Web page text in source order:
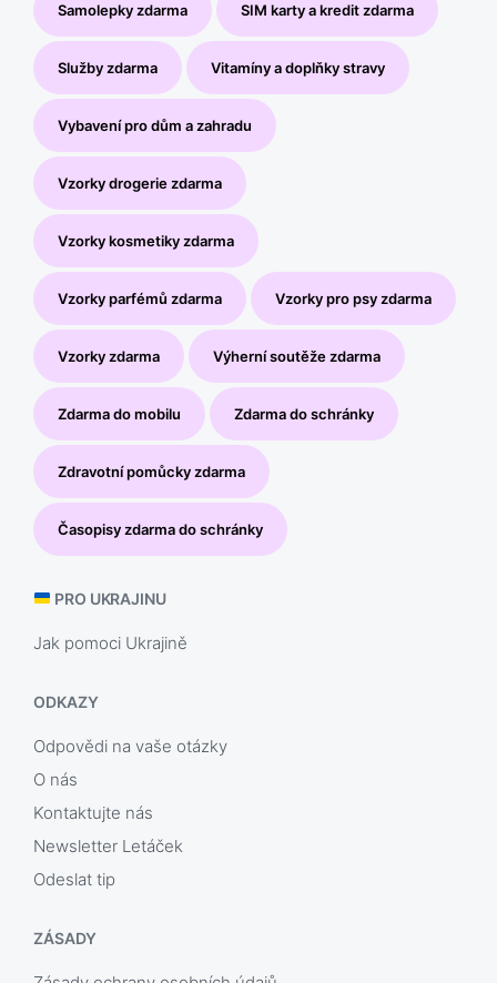
Samolepky zdarma SIM karty a kredit zdarma
Služby zdarma Vitamíny a doplňky stravy
Vybavení pro dům a zahradu
Vzorky drogerie zdarma
Vzorky kosmetiky zdarma
Vzorky parfémů zdarma Vzorky pro psy zdarma
Vzorky zdarma Výherní soutěže zdarma
Zdarma do mobilu Zdarma do schránky
Zdravotní pomůcky zdarma
Časopisy zdarma do schránky
PRO UKRAJINU
Jak pomoci Ukrajině
ODKAZY
Odpovědi na vaše otázky
O nás
Kontaktujte nás
Newsletter Letáček
Odeslat tip
ZÁSADY